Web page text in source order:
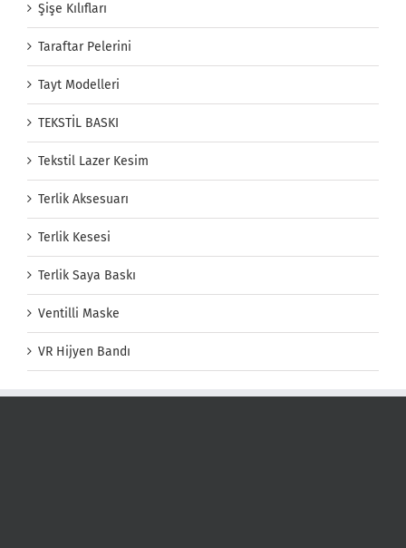
Şişe Kılıfları
Taraftar Pelerini
Tayt Modelleri
TEKSTİL BASKI
Tekstil Lazer Kesim
Terlik Aksesuarı
Terlik Kesesi
Terlik Saya Baskı
Ventilli Maske
VR Hijyen Bandı